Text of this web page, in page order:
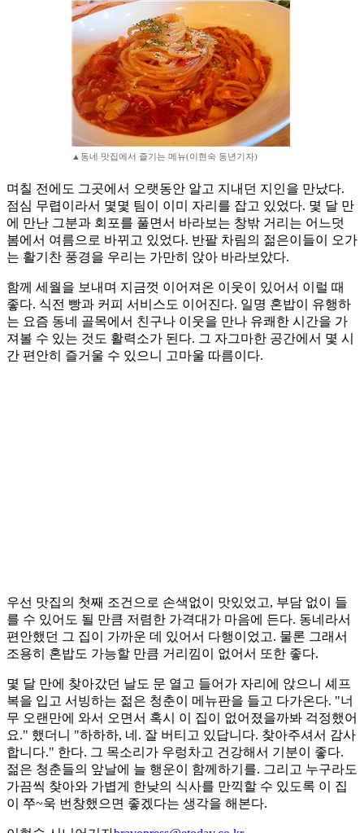
▲동네 맛집에서 즐기는 메뉴(이현숙 동년기자)
며칠 전에도 그곳에서 오랫동안 알고 지내던 지인을 만났다.
점심 무렵이라서 몇몇 팀이 이미 자리를 잡고 있었다. 몇 달 만
에 만난 그분과 회포를 풀면서 바라보는 창밖 거리는 어느덧
봄에서 여름으로 바뀌고 있었다. 반팔 차림의 젊은이들이 오가
는 활기찬 풍경을 우리는 가만히 앉아 바라보았다.
함께 세월을 보내며 지금껏 이어져온 이웃이 있어서 이럴 때
좋다. 식전 빵과 커피 서비스도 이어진다. 일명 혼밥이 유행하
는 요즘 동네 골목에서 친구나 이웃을 만나 유쾌한 시간을 가
져볼 수 있는 것도 활력소가 된다. 그 자그마한 공간에서 몇 시
간 편안히 즐거울 수 있으니 고마울 따름이다.
우선 맛집의 첫째 조건으로 손색없이 맛있었고, 부담 없이 들
를 수 있어도 될 만큼 저렴한 가격대가 마음에 든다. 동네라서
편안했던 그 집이 가까운 데 있어서 다행이었고. 물론 그래서
조용히 혼밥도 가능할 만큼 거리낌이 없어서 또한 좋다.
몇 달 만에 찾아갔던 날도 문 열고 들어가 자리에 앉으니 셰프
복을 입고 서빙하는 젊은 청춘이 메뉴판을 들고 다가온다. "너
무 오랜만에 와서 오면서 혹시 이 집이 없어졌을까봐 걱정했어
요." 했더니 "하하하, 네. 잘 버티고 있답니다. 찾아주셔서 감사
합니다." 한다. 그 목소리가 우렁차고 건강해서 기분이 좋다.
젊은 청춘들의 앞날에 늘 행운이 함께하기를. 그리고 누구라도
가끔씩 찾아와 가볍게 한낮의 식사를 만끽할 수 있도록 이 집
이 쭈~욱 번창했으면 좋겠다는 생각을 해본다.